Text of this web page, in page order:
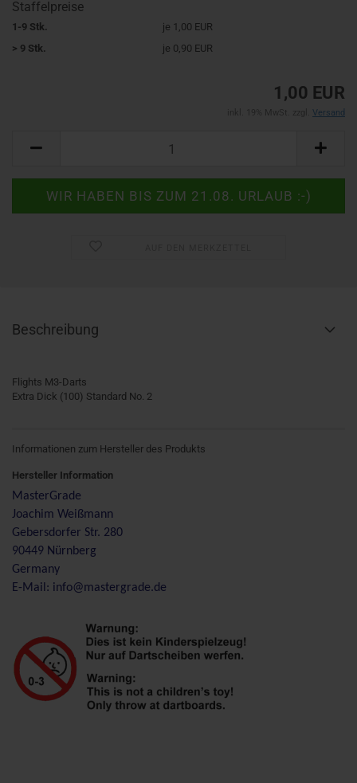
Staffelpreise
1-9 Stk.
je 1,00 EUR
> 9 Stk.
je 0,90 EUR
1,00 EUR
Versand
Beschreibung
Flights M3-Darts
Extra Dick (100) Standard No. 2
Informationen zum Hersteller des Produkts
Hersteller Information
MasterGrade
Joachim Weißmann
Gebersdorfer Str. 280
90449 Nürnberg
Germany
E-Mail: info@mastergrade.de